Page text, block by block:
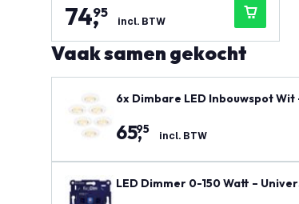
74,
95
incl. BTW
Vaak samen gekocht
6x Dimbare LED Inbouwspot
65,
95 incl. BTW
LED Dimmer 0-150 Watt –